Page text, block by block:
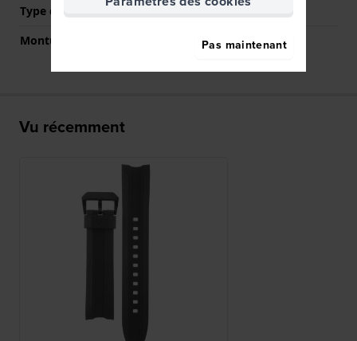
Type de montage
Épingles à ressort
Monture droite
Vu récemment
Pas maintenant